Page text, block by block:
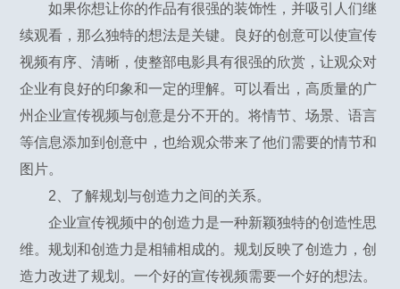
如果你想让你的作品有很强的装饰性，并吸引人们继
续观看，那么独特的想法是关键。良好的创意可以使宣传
视频有序、清晰，使整部电影具有很强的欣赏，让观众对
企业有良好的印象和一定的理解。可以看出，高质量的广
州企业宣传视频与创意是分不开的。将情节、场景、语言
等信息添加到创意中，也给观众带来了他们需要的情节和
图片。
2、了解规划与创造力之间的关系。
企业宣传视频中的创造力是一种新颖独特的创造性思
维。规划和创造力是相辅相成的。规划反映了创造力，创
造力改进了规划。一个好的宣传视频需要一个好的想法。